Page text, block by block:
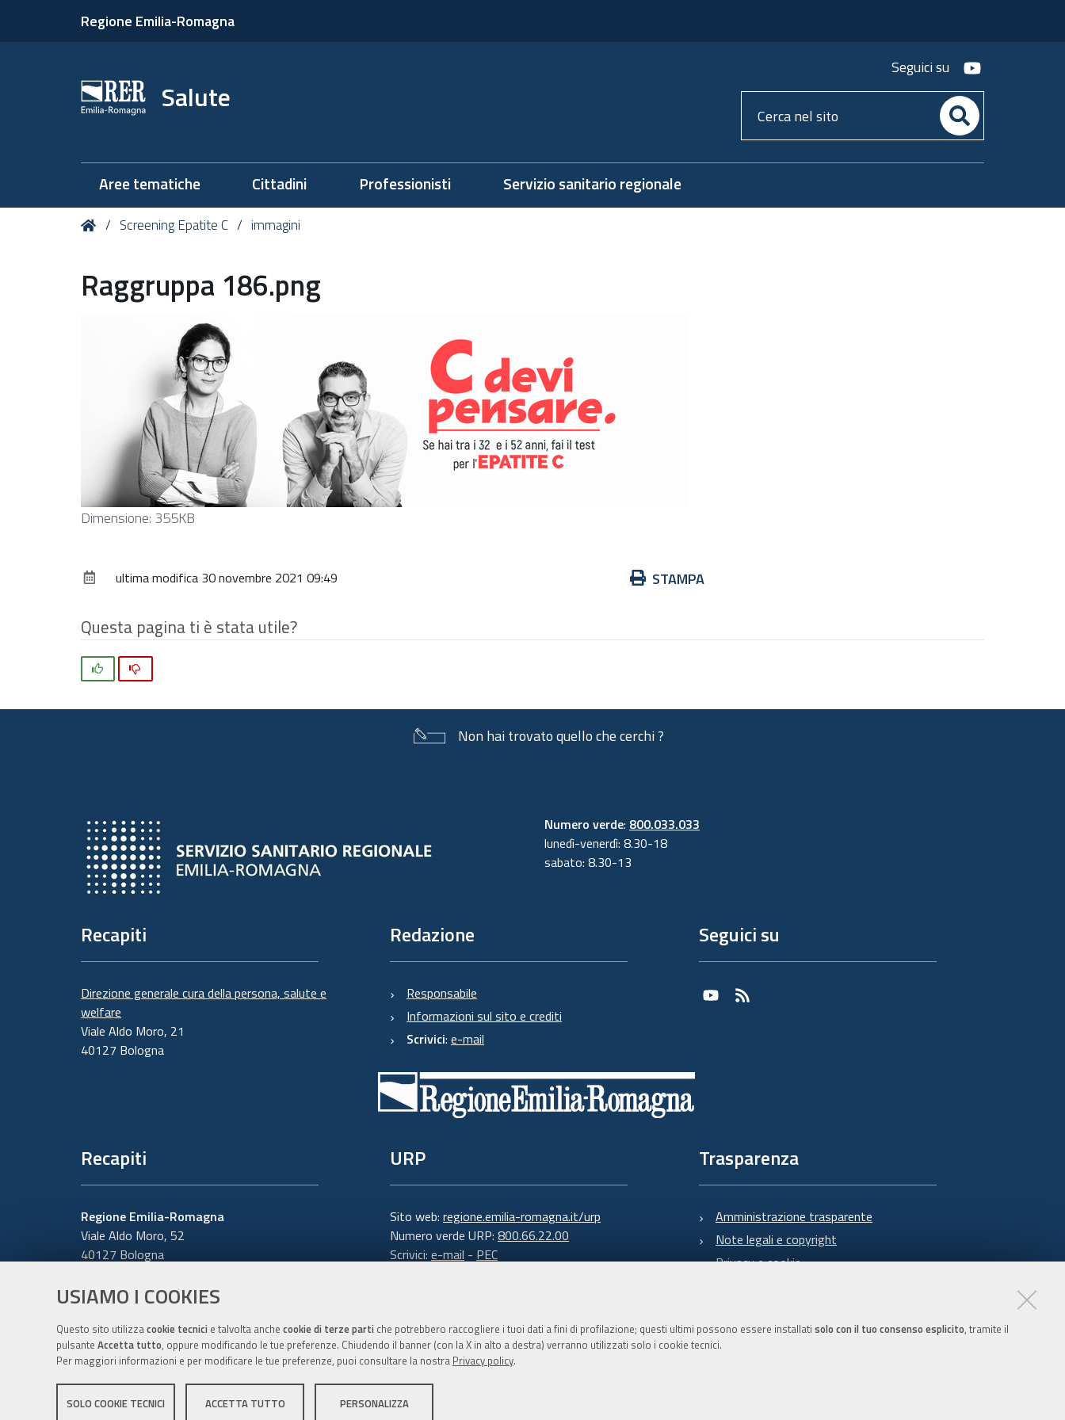
USIAMO I COOKIES
Questo sito utilizzacookie tecnici e talvolta anche cookie di terze parti che potrebbero raccogliere i tuoi dati a fini di profilazione; questi ultimi possono essere installati solo con il tuo consenso esplicito, tramite il
pulsante Accetta tutto, oppure modificando le tue preferenze. Chiudendo il banner (con la X in alto a destra) verranno utilizzati solo i cookie tecnici.
Per maggiori informazioni e per modificare le tue preferenze, puoi consultare la nostra Privacy policy.
SOLO COOKIE TECNICI ACCETTA TUTTO PERSONALIZZA
Regione Emilia-Romagna
Salute
Seguici su youtube
Cerca
nel
Aree tematiche Cittadini Professionisti Servizio sanitario regionale
Tu HomeScreening Epatite C immagini
Raggruppa 186.png
Clicca
l'immagine
dimensioni
originali…
Dimensione: 355KB
Azioni STAMPA
ultima modifica 30 novembre 2021 09:49
Questa pagina ti è stata utile?
Non hai trovato quello che cerchi ?
Numero verde: 800.033.033
lunedì-venerdì: 8.30-18
sabato: 8.30-13
Recapiti
Direzione generale cura della persona, salute e
welfare
Viale Aldo Moro, 21
40127 Bologna
Redazione
Responsabile
Informazioni sul sito e crediti
Scrivici: e-mail
Seguici su
Youtube
RSS
Recapiti
Regione Emilia-Romagna
Viale Aldo Moro, 52
40127 Bologna
Cerca telefoni o indirizzi
URP
Sito web: regione.emilia-romagna.it/urp
Numero verde URP: 800.66.22.00
Scrivici: e-mail - PEC
Trasparenza
Amministrazione trasparente
Note legali e copyright
Privacy e cookie